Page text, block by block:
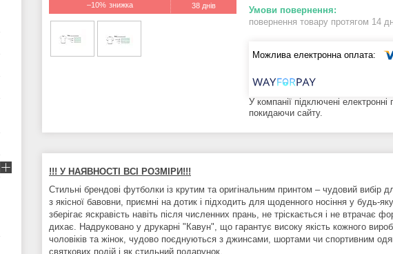
–10% 38 днів
повернення товару протягом 14
У компанії підключені
покидаючи сайту.
!!! У НАЯВНОСТІ ВСІ РОЗМІРИ!!!
Стильні брендові футболки із крутим та оригінальним принтом – чудовий вибір
з якісної бавовни, приємні на дотик і підходить для щоденного носіння у
зберігає яскравість навіть після численних прань, не тріскається і не втрачає
дихає. Надруковано у друкарні "Кавун", що гарантує високу якість кожного
чоловіків та жінок, чудово поєднуються з джинсами, шортами чи спортивним
святкових подій і як стильний подарунок.